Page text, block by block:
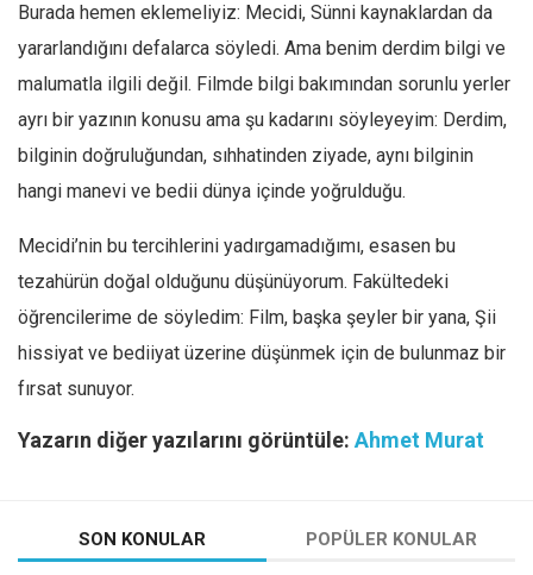
Burada hemen eklemeliyiz: Mecidi, Sünni kaynaklardan da
yararlandığını defalarca söyledi. Ama benim derdim bilgi ve
malumatla ilgili değil. Filmde bilgi bakımından sorunlu yerler
ayrı bir yazının konusu ama şu kadarını söyleyeyim: Derdim,
bilginin doğruluğundan, sıhhatinden ziyade, aynı bilginin
hangi manevi ve bedii dünya içinde yoğrulduğu.
Mecidi’nin bu tercihlerini yadırgamadığımı, esasen bu
tezahürün doğal olduğunu düşünüyorum. Fakültedeki
öğrencilerime de söyledim: Film, başka şeyler bir yana, Şii
hissiyat ve bediiyat üzerine düşünmek için de bulunmaz bir
fırsat sunuyor.
Yazarın diğer yazılarını görüntüle: Ahmet Murat
SON KONULAR POPÜLER KONULAR